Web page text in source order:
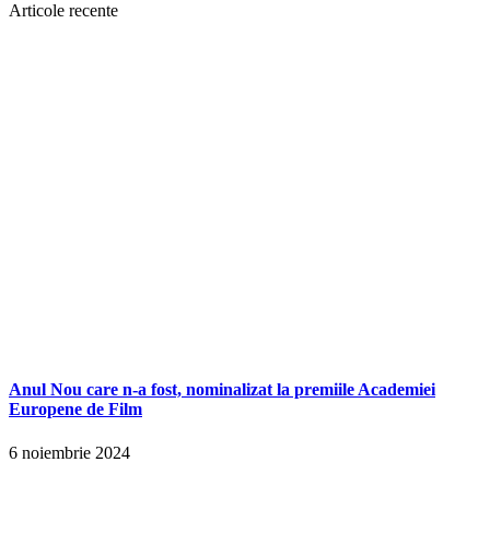
Articole recente
Anul Nou care n-a fost, nominalizat la premiile Academiei
Europene de Film
6 noiembrie 2024